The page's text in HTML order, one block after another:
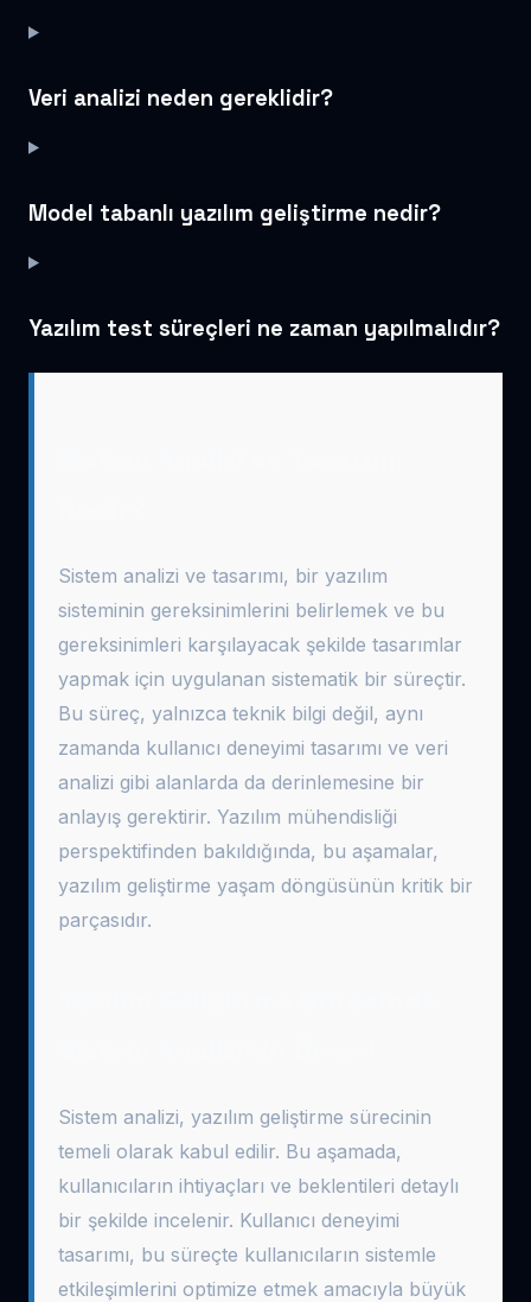
Veri analizi neden gereklidir?
Model tabanlı yazılım geliştirme nedir?
Yazılım test süreçleri ne zaman yapılmalıdır?
Sistem analizi ve tasarımı, bir yazılım
sisteminin gereksinimlerini belirlemek ve bu
gereksinimleri karşılayacak şekilde tasarımlar
yapmak için uygulanan sistematik bir süreçtir.
Bu süreç, yalnızca teknik bilgi değil, aynı
zamanda kullanıcı deneyimi tasarımı ve veri
analizi gibi alanlarda da derinlemesine bir
anlayış gerektirir. Yazılım mühendisliği
perspektifinden bakıldığında, bu aşamalar,
yazılım geliştirme yaşam döngüsünün kritik bir
parçasıdır.
Sistem analizi, yazılım geliştirme sürecinin
temeli olarak kabul edilir. Bu aşamada,
kullanıcıların ihtiyaçları ve beklentileri detaylı
bir şekilde incelenir. Kullanıcı deneyimi
tasarımı, bu süreçte kullanıcıların sistemle
etkileşimlerini optimize etmek amacıyla büyük